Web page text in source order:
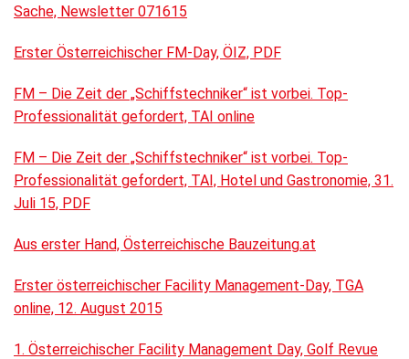
Sache, Newsletter 071615
Erster Österreichischer FM-Day, ÖIZ, PDF
FM – Die Zeit der „Schiffstechniker“ ist vorbei. Top-
Professionalität gefordert, TAI online
FM – Die Zeit der „Schiffstechniker“ ist vorbei. Top-
Professionalität gefordert, TAI, Hotel und Gastronomie, 31.
Juli 15, PDF
Aus erster Hand, Österreichische Bauzeitung.at
Erster österreichischer Facility Management-Day, TGA
online, 12. August 2015
1. Österreichischer Facility Management Day, Golf Revue